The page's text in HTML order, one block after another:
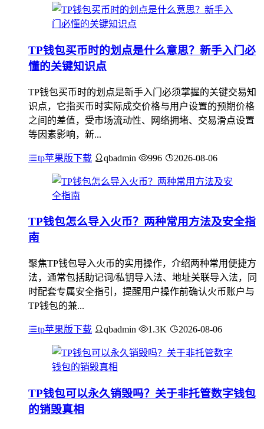
TP钱包买币时的划点是什么意思？新手入门必
懂的关键知识点
TP钱包买币时的划点是新手入门必须掌握的关键交易知
识点，它指买币时实际成交价格与用户设置的预期价格
之间的差值，受市场流动性、网络拥堵、交易滑点设置
等因素影响，新...
tp苹果版下载 qbadmin 996 2026-08-06
TP钱包怎么导入火币？两种常用方法及安全指
南
聚焦TP钱包导入火币的实用操作，介绍两种常用便捷方
法，通常包括助记词/私钥导入法、地址关联导入法，同
时配套专属安全指引，提醒用户操作前确认火币账户与
TP钱包的兼...
tp苹果版下载 qbadmin 1.3K 2026-08-06
TP钱包可以永久销毁吗？关于非托管数字钱包
的销毁真相